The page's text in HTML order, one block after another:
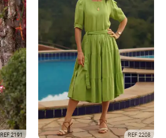
REF 2191 REF 2208